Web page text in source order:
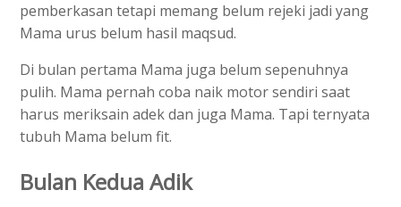
pemberkasan tetapi memang belum rejeki jadi yang
Mama urus belum hasil maqsud.
Di bulan pertama Mama juga belum sepenuhnya
pulih. Mama pernah coba naik motor sendiri saat
harus meriksain adek dan juga Mama. Tapi ternyata
tubuh Mama belum fit.
Bulan Kedua Adik